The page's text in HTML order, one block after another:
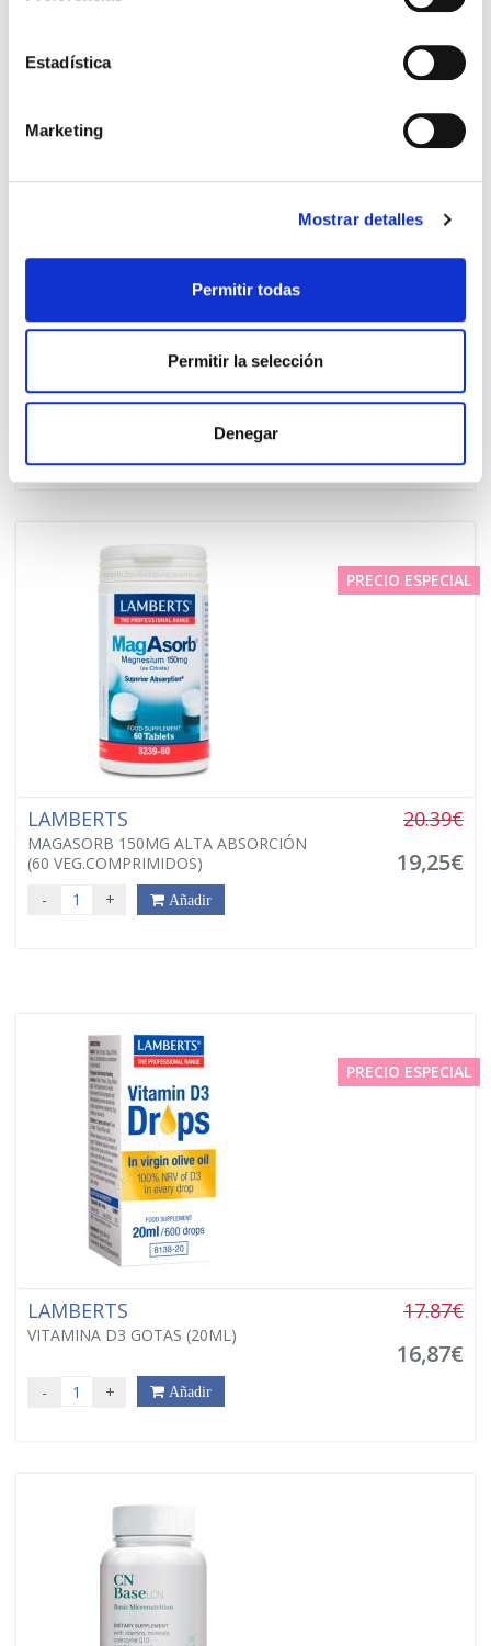
Estadística
Marketing
Mostrar detalles
Permitir todas
Permitir la selección
Denegar
PRECIO ESPECIAL
21,60€
PRECIO ESPECIAL
LAMBERTS
MAGASORB 150MG ALTA ABSORCIÓN
(60 VEG.COMPRIMIDOS)
20.39€
19,25€
- + Añadir
PRECIO ESPECIAL
LAMBERTS
VITAMINA D3 GOTAS (20ML)
17.87€
16,87€
- + Añadir